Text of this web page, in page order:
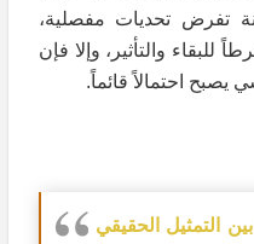
تفرض تحديات مفصلية،
والتأثير، وإلا فإن
يصبح احتمالاً قائماً.
بين التمثيل الحقيقي